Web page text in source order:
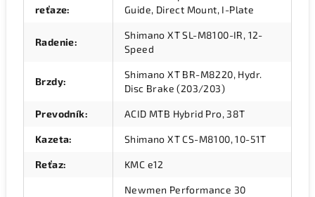
reťaze:
Guide, Direct Mount, I-Plate
Radenie:
Shimano XT SL-M8100-IR, 12-
Speed
Brzdy:
Shimano XT BR-M8220, Hydr.
Disc Brake (203/203)
Prevodník: ACID MTB Hybrid Pro, 38T
Kazeta: Shimano XT CS-M8100, 10-51T
Reťaz: KMC e12
Newmen Performance 30